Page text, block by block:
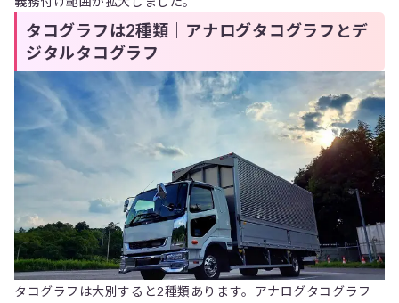
タコグラフは2種類｜アナログタコグラフとデ
ジタルタコグラフ
タコグラフは大別すると2種類あります。アナログタコグラフ